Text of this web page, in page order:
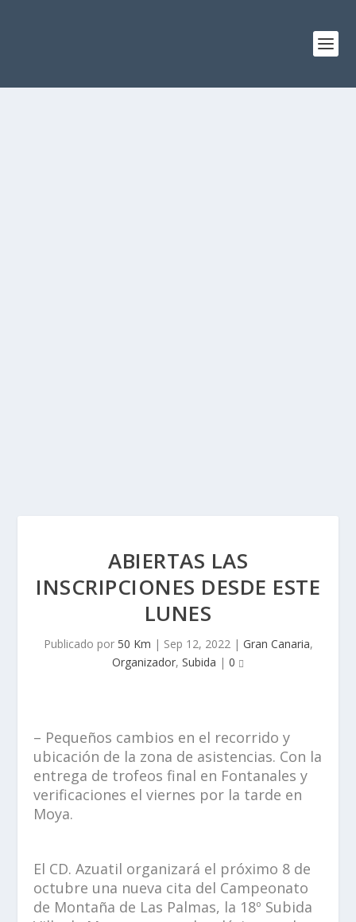
ABIERTAS LAS
INSCRIPCIONES DESDE ESTE
LUNES
Publicado por 50 Km | Sep 12, 2022| Gran Canaria,
Organizador, Subida | 0
– Pequeños cambios en el recorrido y
ubicación de la zona de asistencias. Con la
entrega de trofeos final en Fontanales y
verificaciones el viernes por la tarde en
Moya.
El CD. Azuatil organizará el próximo 8 de
octubre una nueva cita del Campeonato
de Montaña de Las Palmas, la 18º Subida